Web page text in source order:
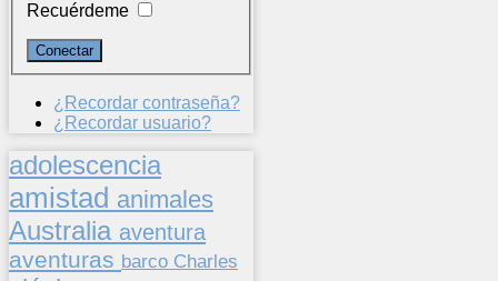
Recuérdeme
¿Recordar contraseña?
¿Recordar usuario?
adolescencia
amistad animales
Australia aventura
aventuras barco Charles